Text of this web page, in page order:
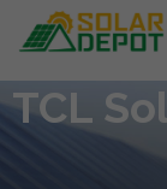
Hauptinhalt
TCL